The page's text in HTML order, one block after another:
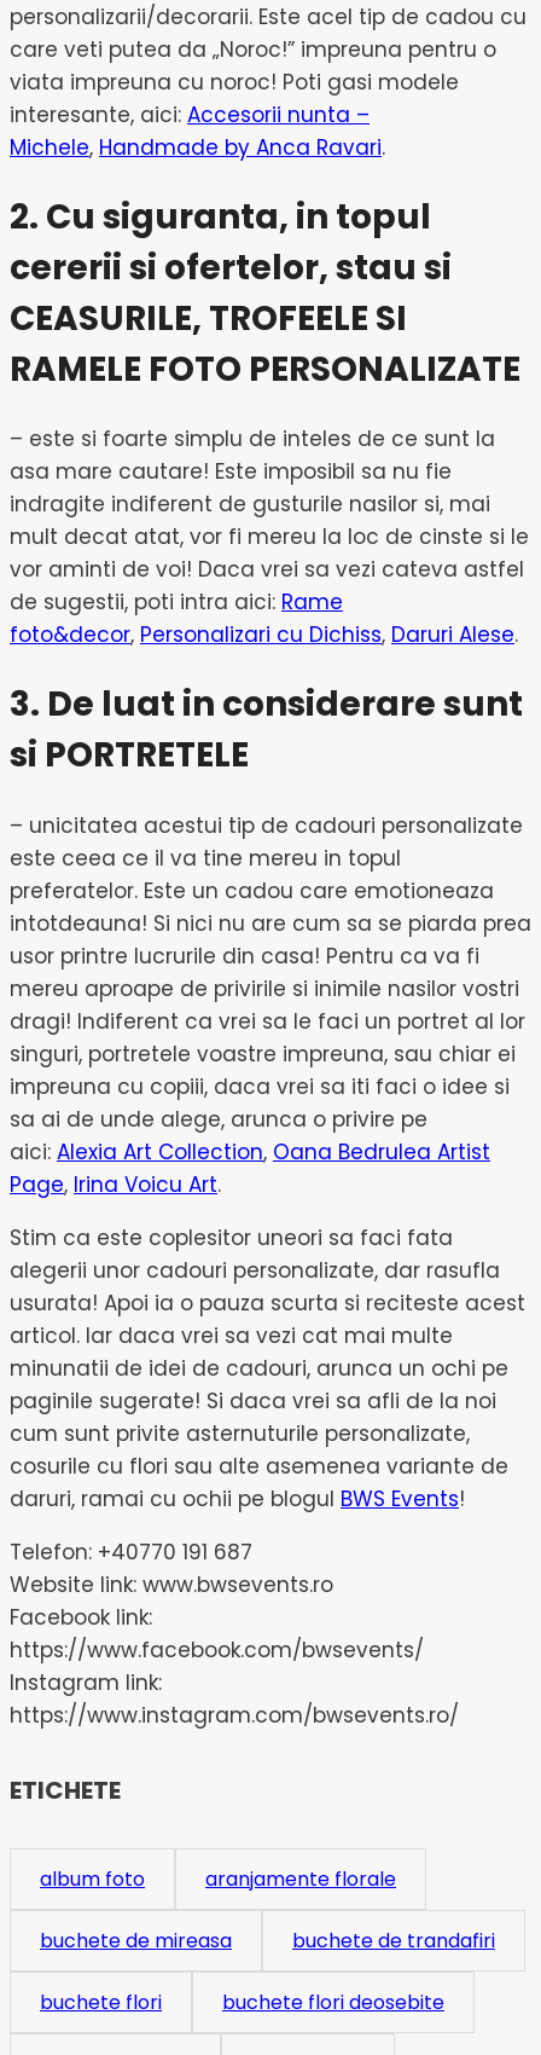
personalizarii/decorarii. Este acel tip de cadou cu
care veti putea da „Noroc!” impreuna pentru o
viata impreuna cu noroc! Poti gasi modele
interesante, aici: Accesorii nunta –
Michele, Handmade by Anca Ravari.
2. Cu siguranta, in topul
cererii si ofertelor, stau si
CEASURILE, TROFEELE SI
RAMELE FOTO PERSONALIZATE
– este si foarte simplu de inteles de ce sunt la
asa mare cautare! Este imposibil sa nu fie
indragite indiferent de gusturile nasilor si, mai
mult decat atat, vor fi mereu la loc de cinste si le
vor aminti de voi! Daca vrei sa vezi cateva astfel
de sugestii, poti intra aici: Rame
foto&decor, Personalizari cu Dichiss, Daruri Alese.
3. De luat in considerare sunt
si PORTRETELE
– unicitatea acestui tip de cadouri personalizate
este ceea ce il va tine mereu in topul
preferatelor. Este un cadou care emotioneaza
intotdeauna! Si nici nu are cum sa se piarda prea
usor printre lucrurile din casa! Pentru ca va fi
mereu aproape de privirile si inimile nasilor vostri
dragi! Indiferent ca vrei sa le faci un portret al lor
singuri, portretele voastre impreuna, sau chiar ei
impreuna cu copiii, daca vrei sa iti faci o idee si
sa ai de unde alege, arunca o privire pe
aici: Alexia Art Collection, Oana Bedrulea Artist
Page, Irina Voicu Art.
Stim ca este coplesitor uneori sa faci fata
alegerii unor cadouri personalizate, dar rasufla
usurata! Apoi ia o pauza scurta si reciteste acest
articol. Iar daca vrei sa vezi cat mai multe
minunatii de idei de cadouri, arunca un ochi pe
paginile sugerate! Si daca vrei sa afli de la noi
cum sunt privite asternuturile personalizate,
cosurile cu flori sau alte asemenea variante de
daruri, ramai cu ochii pe blogul BWS Events!
Telefon: +40770 191 687
Website link: www.bwsevents.ro
Facebook link:
https://www.facebook.com/bwsevents/
Instagram link:
https://www.instagram.com/bwsevents.ro/
ETICHETE
album foto aranjamente florale
buchete de mireasa buchete de trandafiri
buchete flori buchete flori deosebite